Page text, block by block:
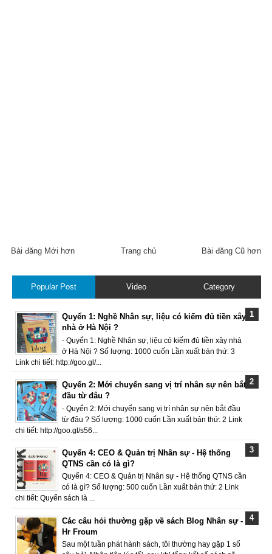
Bài đăng Mới hơn Bài đăng Cũ hơn
Trang chủ
Popular Post Video Category
Quyển 1: Nghề Nhân sự, liệu có kiếm đủ tiền xây
nhà ở Hà Nội ?
- Quyển 1: Nghề Nhân sự, liệu có kiếm đủ tiền xây nhà
ở Hà Nội ? Số lượng: 1000 cuốn Lần xuất bản thứ: 3
Link chi tiết: http://goo.gl/...
Quyển 2: Mới chuyển sang vị trí nhân sự nên bắt
đầu từ đâu ?
- Quyển 2: Mới chuyển sang vị trí nhân sự nên bắt đầu
từ đâu ? Số lượng: 1000 cuốn Lần xuất bản thứ: 2 Link
chi tiết: http://goo.gl/s56...
Quyển 4: CEO & Quản trị Nhân sự - Hệ thống
QTNS cần có là gì?
Quyển 4: CEO & Quản trị Nhân sự - Hệ thống QTNS cần
có là gì? Số lượng: 500 cuốn Lần xuất bản thứ: 2 Link
chi tiết: Quyển sách là ...
Các câu hỏi thường gặp về sách Blog Nhân sự -
Hr Froum
Sau một tuần phát hành sách, tôi thường hay gặp 1 số